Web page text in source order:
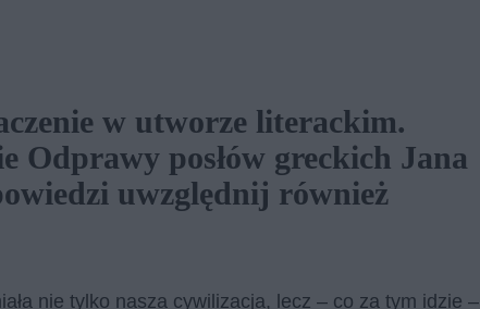
w utworze literackim.
Odprawy posłów greckich Jana
uwzględnij również
nie tylko nasza cywilizacja, lecz – co za tym idzie –